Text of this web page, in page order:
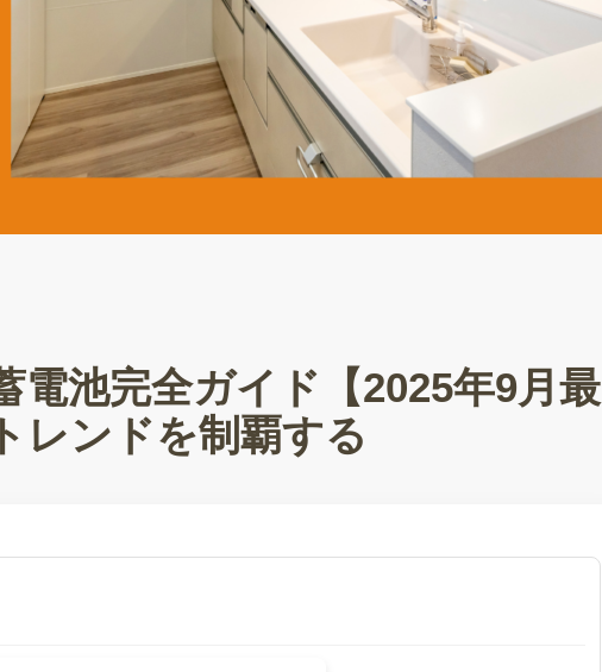
電池完全ガイド【2025年9月最
レンドを制覇する